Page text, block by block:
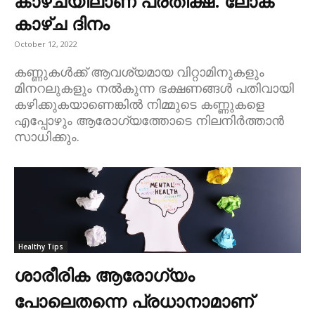
കാഴ്ച ദിനം
October 12, 2022
കണ്ണുകൾക്ക് ആവശ്യമായ വിറ്റാമിനുകളും
മിനറലുകളും നൽകുന്ന ഭക്ഷണങ്ങൾ പതിവായി
കഴിക്കുകയാണെങ്കിൽ നിമ്മുടെ കണ്ണുകളെ
എപ്പോഴും ആരോഗ്യത്തോടെ നിലനിർത്താൻ
സാധിക്കും.
Healthy Tips
ശാരീരിക ആരോഗ്യം
പോലെതന്നെ പ്രധാനാമാണ്‌